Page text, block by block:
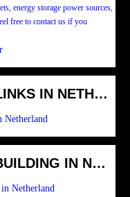
energy storage power sources,
free to contact us if you
IN
Netherland
IN
Netherland